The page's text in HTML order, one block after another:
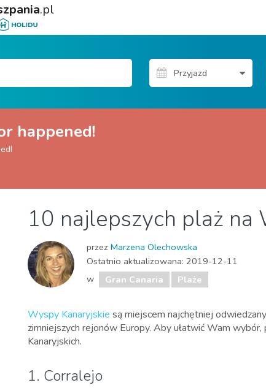
.pl
happened!
Jedzenie & Restauracje Plaże Przyroda i plener
10 najlepszych plaż na
przez Marzena Olechowska
Ostatnio aktualizowana: 2019-12-11
w
Gran Canaria Plaże
Wyspy Kanaryjskie są miejscem najchętniej
zimniejszych rejonów Europy. Aby ułatwić Wam
Kanaryjskich.
1. Corralejo